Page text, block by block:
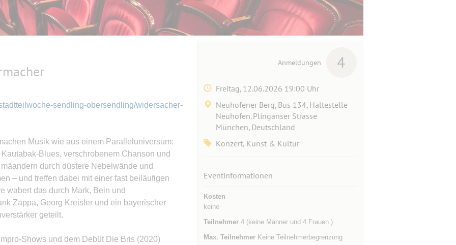
sendling-obersendling/widersacher-
Musik wie aus einem Paralleluniversum:
Blues, verschrobenem Chanson und
durch düstere Nebelwände und
– und treffen dabei mit einer fast beiläufigen
wabert das durch Mark, Bein und
Zappa, Georg Kreisler und ein bayerischer
geteilt.
Shows und dem Debüt Die Bris (2020)
Anmeldungen 4
Freitag, 12.06.2026 19:00 Uhr
Neuhofener Berg, Bus 134, Haltestelle
Neuhofen. Plinganser Strasse
München, Deutschland
Konzert, Kunst & Kultur
Eventinformationen
Kosten
keine
Teilnehmer4 (keine Männer und 4 Frauen )
Max. TeilnehmerKeine Teilnehmerbegrenzung